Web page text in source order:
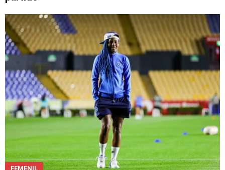
Cruz Azul Femenil vs. Atlas: Día y hora del
partido